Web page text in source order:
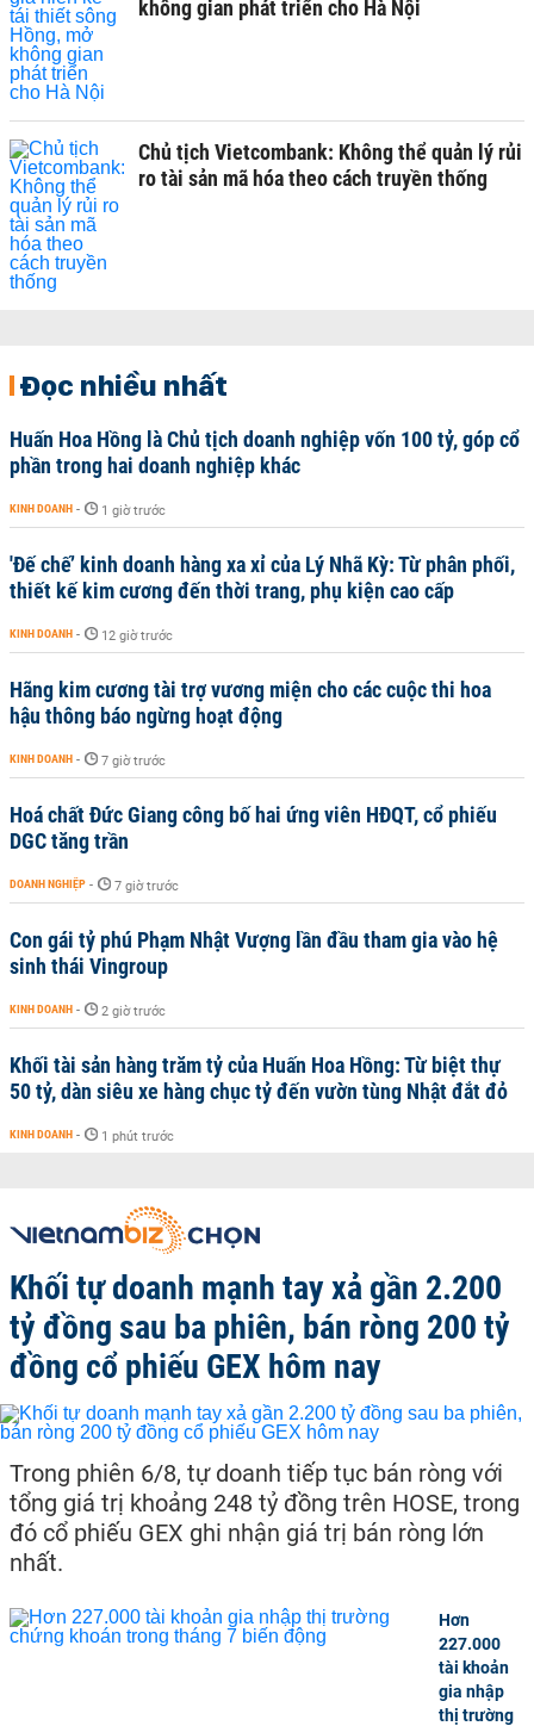
không gian phát triển cho Hà Nội
Chủ tịch Vietcombank: Không thể quản lý rủi
ro tài sản mã hóa theo cách truyền thống
Đọc nhiều nhất
Huấn Hoa Hồng là Chủ tịch doanh nghiệp vốn 100 tỷ, góp cổ
phần trong hai doanh nghiệp khác
KINH DOANH - 1 giờ trước
'Đế chế’ kinh doanh hàng xa xỉ của Lý Nhã Kỳ: Từ phân phối,
thiết kế kim cương đến thời trang, phụ kiện cao cấp
KINH DOANH - 12 giờ trước
Hãng kim cương tài trợ vương miện cho các cuộc thi hoa
hậu thông báo ngừng hoạt động
KINH DOANH - 7 giờ trước
Hoá chất Đức Giang công bố hai ứng viên HĐQT, cổ phiếu
DGC tăng trần
DOANH NGHIỆP - 7 giờ trước
Con gái tỷ phú Phạm Nhật Vượng lần đầu tham gia vào hệ
sinh thái Vingroup
KINH DOANH - 2 giờ trước
Khối tài sản hàng trăm tỷ của Huấn Hoa Hồng: Từ biệt thự
50 tỷ, dàn siêu xe hàng chục tỷ đến vườn tùng Nhật đắt đỏ
KINH DOANH - 1 phút trước
Khối tự doanh mạnh tay xả gần 2.200
tỷ đồng sau ba phiên, bán ròng 200 tỷ
đồng cổ phiếu GEX hôm nay
Trong phiên 6/8, tự doanh tiếp tục bán ròng với
tổng giá trị khoảng 248 tỷ đồng trên HOSE, trong
đó cổ phiếu GEX ghi nhận giá trị bán ròng lớn
nhất.
Hơn
227.000
tài khoản
gia nhập
thị trường